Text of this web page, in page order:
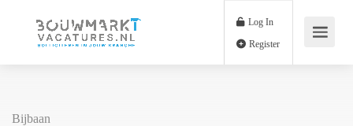
Log In
Bijbaan